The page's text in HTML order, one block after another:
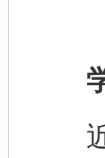
学
近